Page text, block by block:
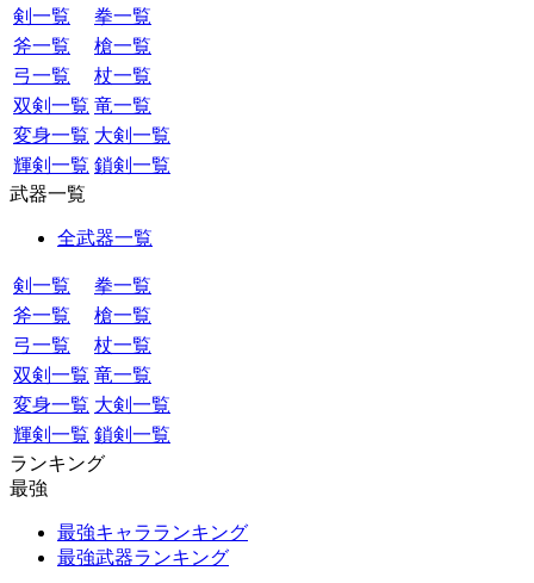
剣一覧
拳一覧
斧一覧
槍一覧
弓一覧
杖一覧
双剣一覧 竜一覧
変身一覧 大剣一覧
輝剣一覧 鎖剣一覧
武器一覧
全武器一覧
剣一覧
拳一覧
斧一覧
槍一覧
弓一覧
杖一覧
双剣一覧 竜一覧
変身一覧 大剣一覧
輝剣一覧 鎖剣一覧
ランキング
最強
最強キャラランキング
最強武器ランキング